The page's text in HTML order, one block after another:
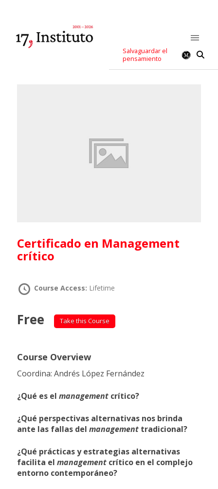
Salvaguardar el
pensamiento
Certificado en Management
crítico
Course Access: Lifetime
Free Take this Course
Course Overview
Coordina: Andrés López Fernández
¿Qué es el management crítico?
¿Qué perspectivas alternativas nos brinda
ante las fallas del management tradicional?
¿Qué prácticas y estrategias alternativas
facilita el management crítico en el complejo
entorno contemporáneo?